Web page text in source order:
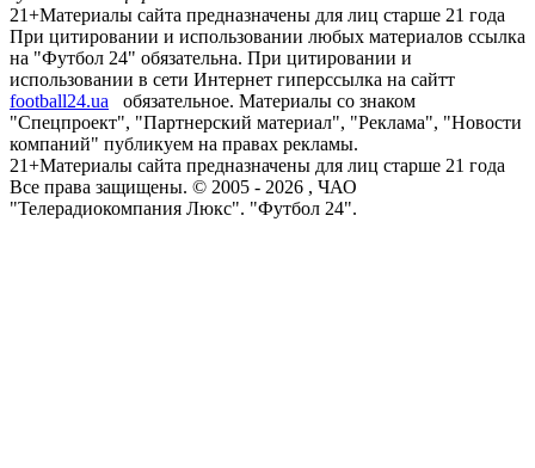
21+Материалы сайта предназначены для лиц старше 21 года
При цитировании и использовании любых материалов ссылка
на "Футбол 24" обязательна. При цитировании и
использовании в сети Интернет гиперссылка на сайтт
football24.ua
обязательное. Материалы со знаком
"Спецпроект", "Партнерский материал", "Реклама", "Новости
компаний" публикуем на правах рекламы.
21+Материалы сайта предназначены для лиц старше 21 года
Все права защищены. © 2005 - 2026 , ЧАО
"Телерадиокомпания Люкс". "Футбол 24".